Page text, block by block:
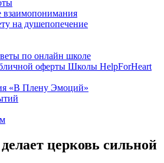
взаимопонимания
на душепопечение
по онлайн школе
оферты Школы HelpForHeart
«В Плену Эмоций»
церковь сильной